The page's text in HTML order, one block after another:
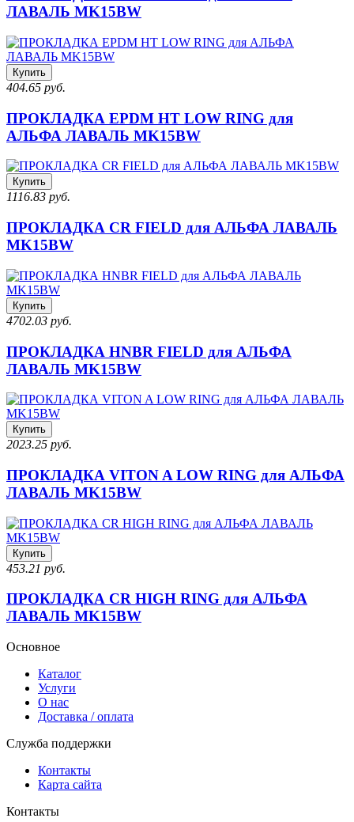
ЛАВАЛЬ MK15BW
Купить
404.65 руб.
ПРОКЛАДКА EPDM HT LOW RING для
АЛЬФА ЛАВАЛЬ MK15BW
Купить
1116.83 руб.
ПРОКЛАДКА CR FIELD для АЛЬФА ЛАВАЛЬ
MK15BW
Купить
4702.03 руб.
ПРОКЛАДКА HNBR FIELD для АЛЬФА
ЛАВАЛЬ MK15BW
Купить
2023.25 руб.
ПРОКЛАДКА VITON A LOW RING для АЛЬФА
ЛАВАЛЬ MK15BW
Купить
453.21 руб.
ПРОКЛАДКА CR HIGH RING для АЛЬФА
ЛАВАЛЬ MK15BW
Основное
Каталог
Услуги
О нас
Доставка / оплата
Служба поддержки
Контакты
Карта сайта
Контакты